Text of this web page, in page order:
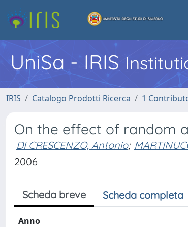
UniSa - IRIS
IRIS Catalogo Prodotti Ricerca 1
On the effect of random
DI CRESCENZO, Antonio;
2006
Scheda breve Scheda completa
Anno